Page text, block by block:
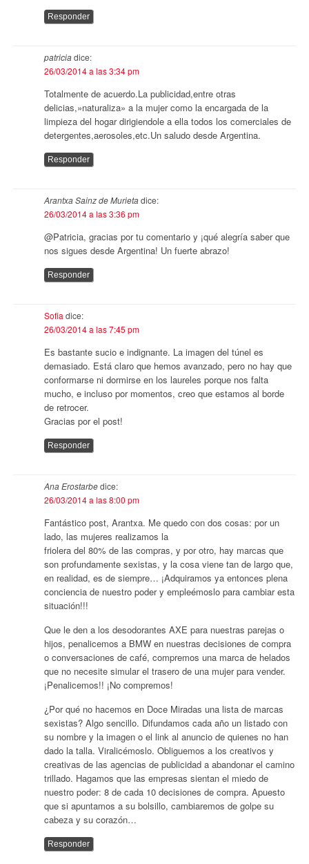
Responder
patriciadice:
26/03/2014 a las 3:34 pm
Totalmente de acuerdo.La publicidad,entre otras
delicias,»naturaliza» a la mujer como la encargada de la
limpieza del hogar dirigiendole a ella todos los comerciales de
detergentes,aerosoles,etc.Un saludo desde Argentina.
Responder
Arantxa Sainz de Murietadice:
26/03/2014 a las 3:36 pm
@Patricia, gracias por tu comentario y ¡qué alegría saber que
nos sigues desde Argentina! Un fuerte abrazo!
Responder
Sofia dice:
26/03/2014 a las 7:45 pm
Es bastante sucio e indignante. La imagen del túnel es
demasiado. Está claro que hemos avanzado, pero no hay que
conformarse ni dormirse en los laureles porque nos falta
mucho, e incluso por momentos, creo que estamos al borde
de retrocer.
Gracias por el post!
Responder
Ana Erostarbedice:
26/03/2014 a las 8:00 pm
Fantástico post, Arantxa. Me quedo con dos cosas: por un
lado, las mujeres realizamos la
friolera del 80% de las compras, y por otro, hay marcas que
son profundamente sexistas, y la cosa viene tan de largo que,
en realidad, es de siempre… ¡Adquiramos ya entonces plena
conciencia de nuestro poder y empleémoslo para cambiar esta
situación!!!
Que le den a los desodorantes AXE para nuestras parejas o
hijos, penalicemos a BMW en nuestras decisiones de compra
o conversaciones de café, compremos una marca de helados
que no necesite simular el trasero de una mujer para vender.
¡Penalicemos!! ¡No compremos!
¿Por qué no hacemos en Doce Miradas una lista de marcas
sexistas? Algo sencillo. Difundamos cada año un listado con
su nombre y la imagen o el link al anuncio de quienes no han
dado la talla. Viralicémoslo. Obliguemos a los creativos y
creativas de las agencias de publicidad a abandonar el camino
trillado. Hagamos que las empresas sientan el miedo de
nuestro poder: 8 de cada 10 decisiones de compra. Apuesto
que si apuntamos a su bolsillo, cambiaremos de golpe su
cabeza y su corazón…
Responder